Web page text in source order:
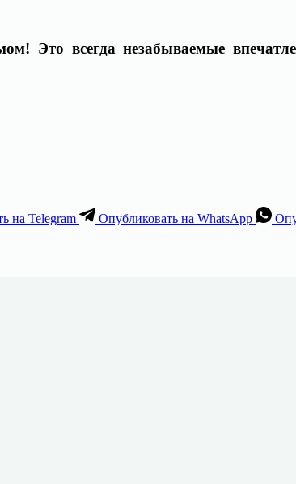
Это всегда незабываемые
на Telegram Опубликовать на WhatsApp